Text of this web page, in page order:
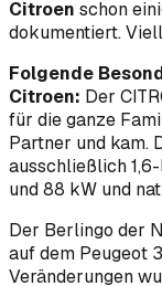
Citroen schon
dokumentiert.
Folgende
Citroen: Der
für die ganze
Partner und kam.
ausschließlich
und 88 kW und
Der Berlingo der
auf dem Peugeot
Veränderungen